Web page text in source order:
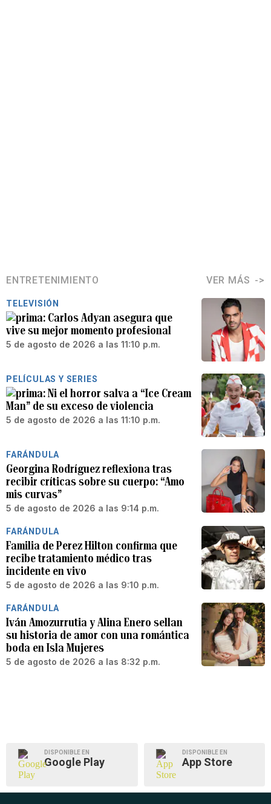
ENTRETENIMIENTO VER MÁS
TELEVISIÓN
Carlos Adyan asegura que
vive su mejor momento profesional
5 de agosto de 2026 a las 11:10 p.m.
PELÍCULAS Y SERIES
Ni el horror salva a “Ice Cream
Man” de su exceso de violencia
5 de agosto de 2026 a las 11:10 p.m.
FARÁNDULA
Georgina Rodríguez reflexiona tras
recibir críticas sobre su cuerpo: “Amo
mis curvas”
5 de agosto de 2026 a las 9:14 p.m.
FARÁNDULA
Familia de Perez Hilton confirma que
recibe tratamiento médico tras
incidente en vivo
5 de agosto de 2026 a las 9:10 p.m.
FARÁNDULA
Iván Amozurrutia y Alina Enero sellan
su historia de amor con una romántica
boda en Isla Mujeres
5 de agosto de 2026 a las 8:32 p.m.
DISPONIBLE EN
Google Play
DISPONIBLE EN
App Store